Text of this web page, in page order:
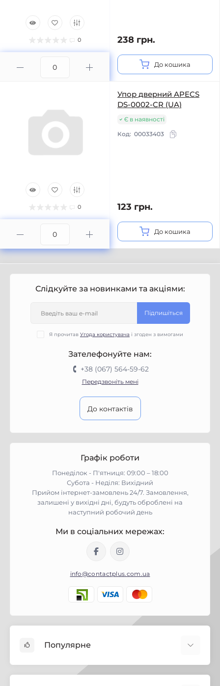
0 238 грн.
До кошика
0
Упор дверний APECS
DS-0002-CR (UA)
Є в наявності
Код: 00033403
123 грн.
До кошика
Слідкуйте за новинками та акціями:
Підпишіться
Я прочитав Угода користувача і згоден з вимогами
Зателефонуйте нам:
+38 (067) 564-59-62
Передзвоніть мені
До контактів
Графік роботи
Понеділок - П'ятниця: 09:00 – 18:00
Субота - Неділя: Вихідний
Прийом інтернет-замовлень 24/7. Замовлення,
залишені у вихідні дні, будуть оброблені на
наступний робочий день
Ми в соціальних мережах:
info@contactplus.com.ua
Популярне